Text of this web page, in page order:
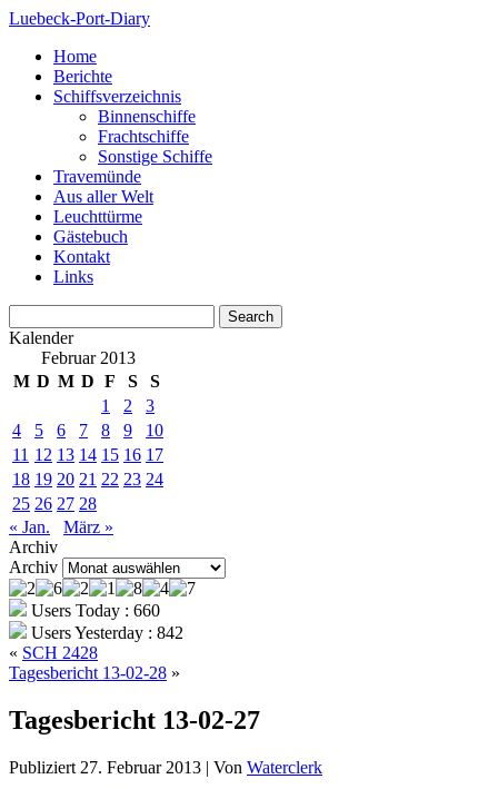
Luebeck-Port-Diary
Home
Berichte
Schiffsverzeichnis
Binnenschiffe
Frachtschiffe
Sonstige Schiffe
Travemünde
Aus aller Welt
Leuchttürme
Gästebuch
Kontakt
Links
Kalender
Februar 2013
M D M D F S
S
1
2
3
4
5 6 7 8 9
10
11 12 13 14 15 16 17
18 19 20 21 22 23 24
25 26 27 28
« Jan.
März »
Archiv
Archiv
Users Today : 660
Users Yesterday : 842
« SCH 2428
Tagesbericht 13-02-28 »
Tagesbericht 13-02-27
Publiziert 27. Februar 2013 | Von Waterclerk